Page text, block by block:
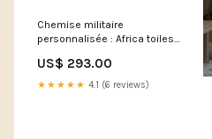
Chemise militaire
personnalisée : Africa toiles
US$ 293.00
★★★★★ 4.1 (6 reviews)